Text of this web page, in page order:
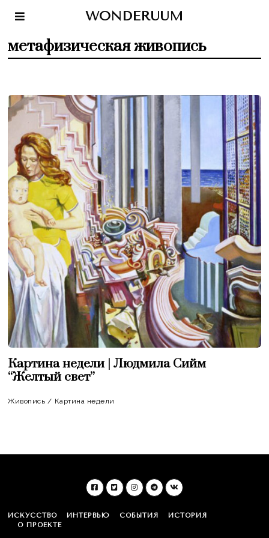
WONDERUUM
метафизическая живопись
Картина недели | Людмила Сийм
“Желтый свет”
Живопись / Картина недели
ИСКУССТВО ИНТЕРВЬЮ СОБЫТИЯ
ИСТОРИЯ
О ПРОЕКТЕ